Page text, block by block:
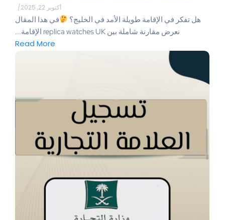
أكتوبر 22, 2025 /
هل تفكر في الإقامة طويلة الأمد في الخليج؟
في هذا المقال
نعرض مقارنة شاملة بين replica watches UK الإقامة...
Read More